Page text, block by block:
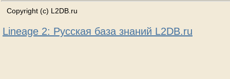
Copyright (c) L2DB.ru
Lineage 2: Русская база знаний L2DB.ru